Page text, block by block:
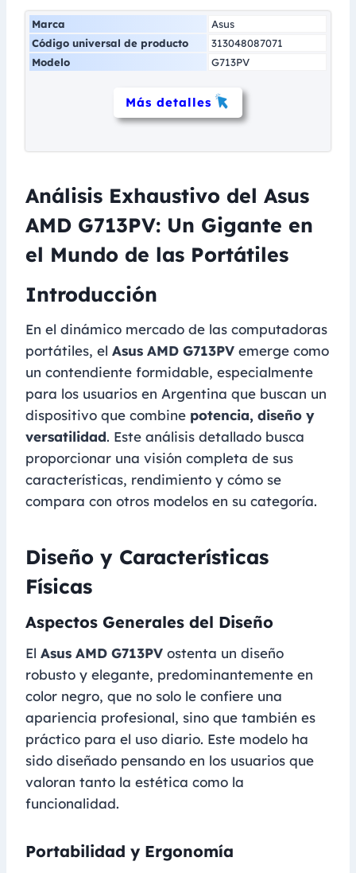
Marca
Asus
Código universal de producto
313048087071
Modelo
G713PV
Más detalles
Análisis Exhaustivo del Asus
AMD G713PV: Un Gigante en
el Mundo de las Portátiles
Introducción
En el dinámico mercado de las computadoras
portátiles, el Asus AMD G713PV emerge como
un contendiente formidable, especialmente
para los usuarios en Argentina que buscan un
dispositivo que combine potencia, diseño y
versatilidad. Este análisis detallado busca
proporcionar una visión completa de sus
características, rendimiento y cómo se
compara con otros modelos en su categoría.
Diseño y Características
Físicas
Aspectos Generales del Diseño
El Asus AMD G713PV ostenta un diseño
robusto y elegante, predominantemente en
color negro, que no solo le confiere una
apariencia profesional, sino que también es
práctico para el uso diario. Este modelo ha
sido diseñado pensando en los usuarios que
valoran tanto la estética como la
funcionalidad.
Portabilidad y Ergonomía